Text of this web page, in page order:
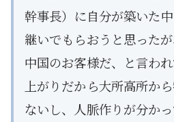
幹事長）に自分が築いた
継いでもらおうと思った
中国のお客様だ、と言わ
上がりだから大所高所か
ないし、人脈作りが分か